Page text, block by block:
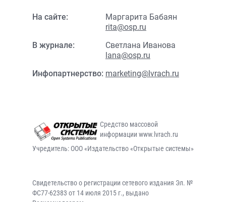
На сайте:
Маргарита Бабаян
rita@osp.ru
В журнале:
Светлана Иванова
lana@osp.ru
Инфопартнерство: marketing@lvrach.ru
Средство массовой
информации www.lvrach.ru
Учредитель: ООО «Издательство «Открытые системы»
Свидетельство о регистрации сетевого издания Эл. №
ФС77-62383 от 14 июля 2015 г., выдано